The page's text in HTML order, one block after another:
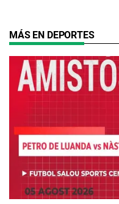
MÁS EN DEPORTES